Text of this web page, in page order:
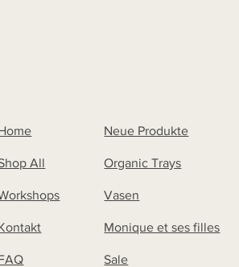
All
Neue Produkte
Organic Trays
Vasen
Monique et ses filles
Sale